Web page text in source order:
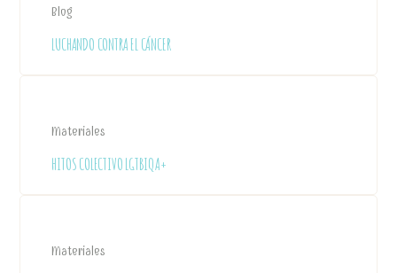
Blog
LUCHANDO CONTRA EL CÁNCER
Materiales
HITOS COLECTIVO LGTBIQA+
Materiales